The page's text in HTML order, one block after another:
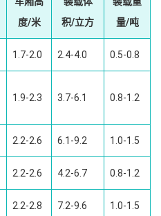
度/米
积/立方
量/吨
1.7-2.0 2.4-4.0 0.5-0.8
1.9-2.3 3.7-6.1 0.8-1.2
2.2-2.6 6.1-9.2 1.0-1.5
2.2-2.6 4.2-6.7 0.8-1.2
2.2-2.8 7.2-9.6 1.0-1.5